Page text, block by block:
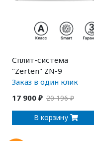
Сплит-система
"Zerten" ZN-9
Заказ в один клик
17 900 ₽ 20 196 ₽
В корзину